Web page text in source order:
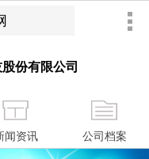
份有限公司
闻资讯 公司档案